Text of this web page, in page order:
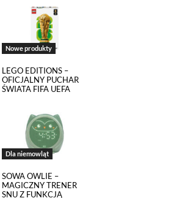
Nowe produkty
LEGO EDITIONS –
OFICJALNY PUCHAR
ŚWIATA FIFA UEFA
Dla niemowląt
SOWA OWLIE –
MAGICZNY TRENER
SNU Z FUNKCJĄ